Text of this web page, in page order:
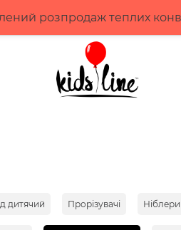
Обирай оплату до 4 міс
дитячий Прорізувачі Ніблери